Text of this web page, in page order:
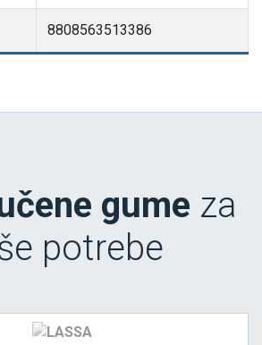
8808563513386
gume za
potrebe